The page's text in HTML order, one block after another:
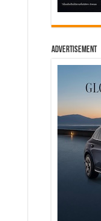
Advertisement